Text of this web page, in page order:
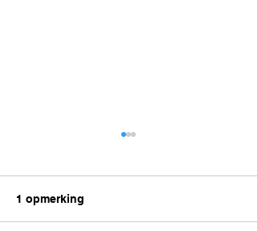
1 opmerking